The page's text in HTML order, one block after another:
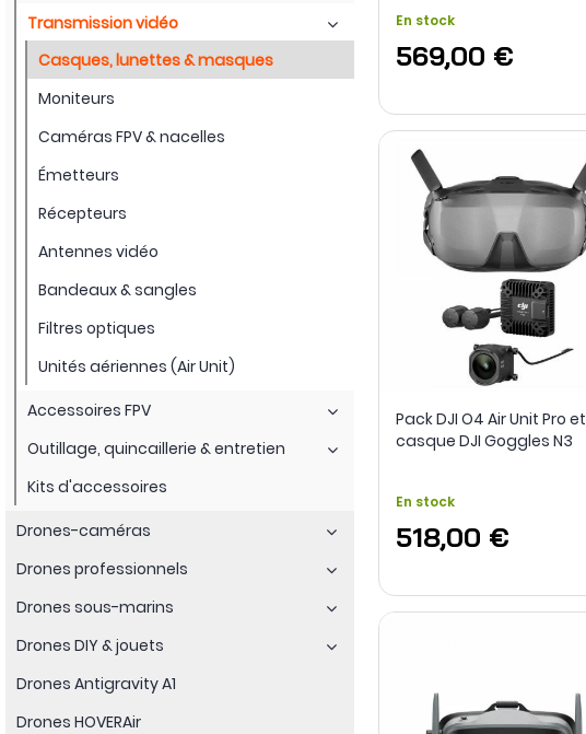
Transmission vidéo
Casques, lunettes & masques
Moniteurs
Caméras FPV & nacelles
Émetteurs
Récepteurs
Antennes vidéo
Bandeaux & sangles
Filtres optiques
Unités aériennes (Air Unit)
Accessoires FPV
Outillage, quincaillerie & entretien
Kits d'accessoires
Drones-caméras
Drones professionnels
Drones sous-marins
Drones DIY & jouets
Drones Antigravity A1
Drones HOVERAir
En stock
569,00 €
Pack DJI O4 Air Unit Pro et
casque DJI Goggles N3
En stock
518,00 €